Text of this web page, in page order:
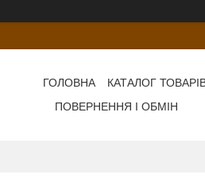
ГОЛОВНА КАТАЛОГ
ПОВЕРНЕННЯ І ОБМІН